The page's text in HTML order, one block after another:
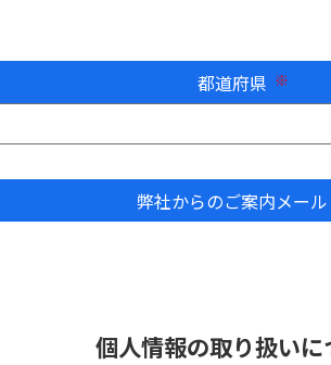
都道府県
弊社からのご案内メール
個人情報の取り扱いに